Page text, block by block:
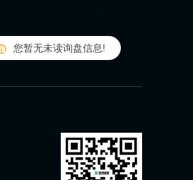
您暂无未读询盘信息!